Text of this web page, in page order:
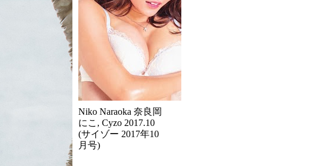
Niko Naraoka 奈良岡
にこ, Cyzo 2017.10
(サイゾー 2017年10
月号)